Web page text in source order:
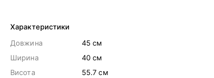
Характеристики
Довжина
45 cм
Ширина
40 cм
Висота
55.7 cм